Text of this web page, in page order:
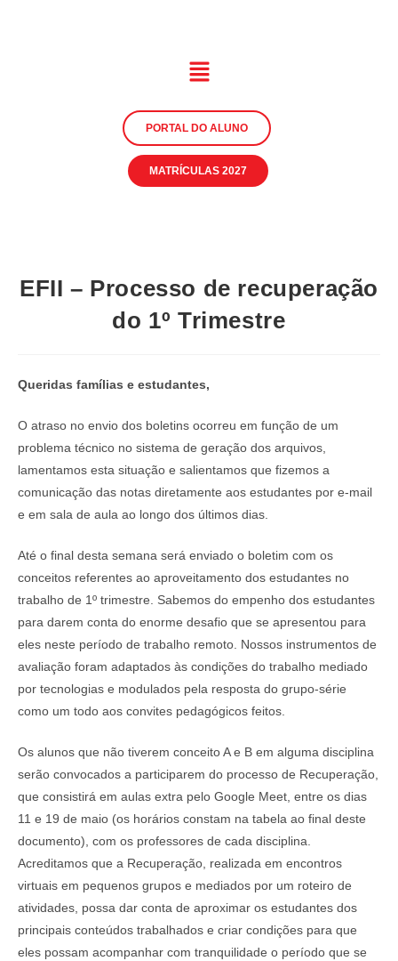
PORTAL DO ALUNO
MATRÍCULAS 2027
EFII – Processo de recuperação
do 1º Trimestre
Queridas famílias e estudantes,
O atraso no envio dos boletins ocorreu em função de um
problema técnico no sistema de geração dos arquivos,
lamentamos esta situação e salientamos que fizemos a
comunicação das notas diretamente aos estudantes por e-mail
e em sala de aula ao longo dos últimos dias.
Até o final desta semana será enviado o boletim com os
conceitos referentes ao aproveitamento dos estudantes no
trabalho de 1º trimestre. Sabemos do empenho dos estudantes
para darem conta do enorme desafio que se apresentou para
eles neste período de trabalho remoto. Nossos instrumentos de
avaliação foram adaptados às condições do trabalho mediado
por tecnologias e modulados pela resposta do grupo-série
como um todo aos convites pedagógicos feitos.
Os alunos que não tiverem conceito A e B em alguma disciplina
serão convocados a participarem do processo de Recuperação,
que consistirá em aulas extra pelo Google Meet, entre os dias
11 e 19 de maio (os horários constam na tabela ao final deste
documento), com os professores de cada disciplina.
Acreditamos que a Recuperação, realizada em encontros
virtuais em pequenos grupos e mediados por um roteiro de
atividades, possa dar conta de aproximar os estudantes dos
principais conteúdos trabalhados e criar condições para que
eles possam acompanhar com tranquilidade o período que se